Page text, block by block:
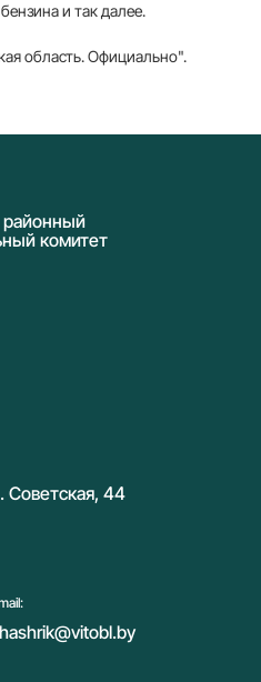
и так далее.
область. Официально".
комитет
Советская, 44